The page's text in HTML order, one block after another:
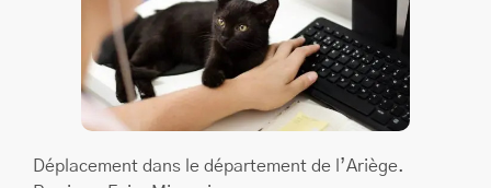
Déplacement dans le département de l’Ariège.